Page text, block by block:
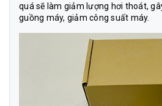
quá sẽ làm giảm lượng hơi thoát,
guồng máy, giảm công suất máy.